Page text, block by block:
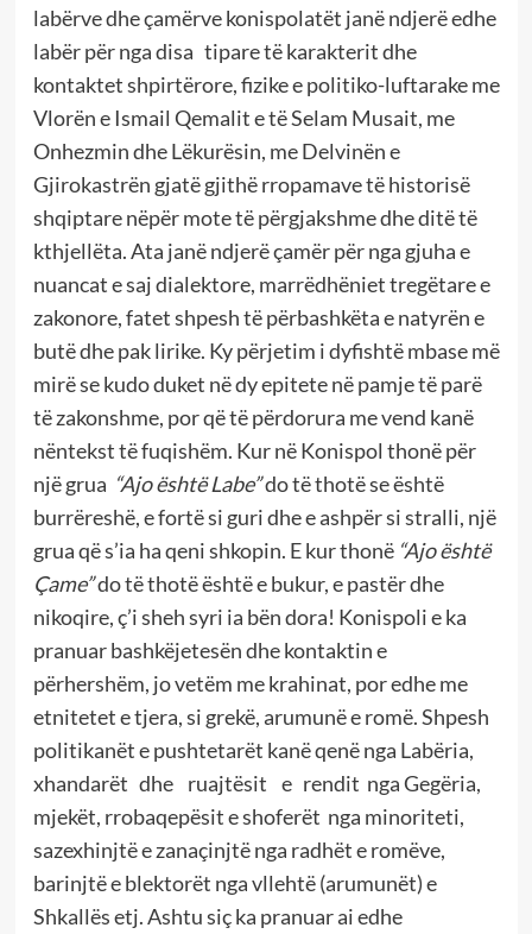
labërve dhe çamërve konispolatët janë ndjerë edhe
labër për nga disa tipare të karakterit dhe
kontaktet shpirtërore, fizike e politiko-luftarake me
Vlorën e Ismail Qemalit e të Selam Musait, me
Onhezmin dhe Lëkurësin, me Delvinën e
Gjirokastrën gjatë gjithë rropamave të historisë
shqiptare nëpër mote të përgjakshme dhe ditë të
kthjellëta. Ata janë ndjerë çamër për nga gjuha e
nuancat e saj dialektore, marrëdhëniet tregëtare e
zakonore, fatet shpesh të përbashkëta e natyrën e
butë dhe pak lirike. Ky përjetim i dyfishtë mbase më
mirë se kudo duket në dy epitete në pamje të parë
të zakonshme, por që të përdorura me vend kanë
nëntekst të fuqishëm. Kur në Konispol thonë për
një grua “Ajo është Labe”do të thotë se është
burrëreshë, e fortë si guri dhe e ashpër si stralli, një
grua që s’ia ha qeni shkopin. E kur thonë “Ajo është
Çame”do të thotë është e bukur, e pastër dhe
nikoqire, ç’i sheh syri ia bën dora! Konispoli e ka
pranuar bashkëjetesën dhe kontaktin e
përhershëm, jo vetëm me krahinat, por edhe me
etnitetet e tjera, si grekë, arumunë e romë. Shpesh
politikanët e pushtetarët kanë qenë nga Labëria,
xhandarët dhe ruajtësit e rendit nga Gegëria,
mjekët, rrobaqepësit e shoferët nga minoriteti,
sazexhinjtë e zanaçinjtë nga radhët e romëve,
barinjtë e blektorët nga vllehtë (arumunët) e
Shkallës etj. Ashtu siç ka pranuar ai edhe